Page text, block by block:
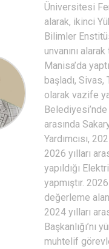
Üniversitesi
alarak, ikinci
Bilimler
unvanını
Manisa’da
başladı,
olarak vazife
Belediyesi’nde
arasında
Yardımcısı,
2026 yılları
yapıldığı
yapmıştır.
değerleme
2024 yılları
muhtelif